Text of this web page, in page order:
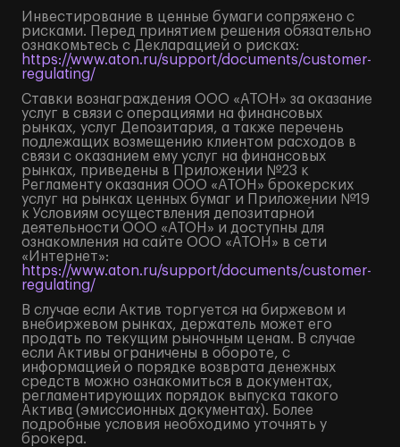
Инвестирование в ценные бумаги сопряжено с
рисками. Перед принятием решения обязательно
ознакомьтесь с Декларацией о рисках:
https://www.aton.ru/support/documents/customer-
regulating/
Ставки вознаграждения ООО «АТОН» за оказание
услуг в связи с операциями на финансовых
рынках, услуг Депозитария, а также перечень
подлежащих возмещению клиентом расходов в
связи с оказанием ему услуг на финансовых
рынках, приведены в Приложении №23 к
Регламенту оказания ООО «АТОН» брокерских
услуг на рынках ценных бумаг и Приложении №19
к Условиям осуществления депозитарной
деятельности ООО «АТОН» и доступны для
ознакомления на сайте ООО «АТОН» в сети
«Интернет»:
https://www.aton.ru/support/documents/customer-
regulating/
В случае если Актив торгуется на биржевом и
внебиржевом рынках, держатель может его
продать по текущим рыночным ценам. В случае
если Активы ограничены в обороте, с
информацией о порядке возврата денежных
средств можно ознакомиться в документах,
регламентирующих порядок выпуска такого
Актива (эмиссионных документах). Более
подробные условия необходимо уточнять у
брокера.